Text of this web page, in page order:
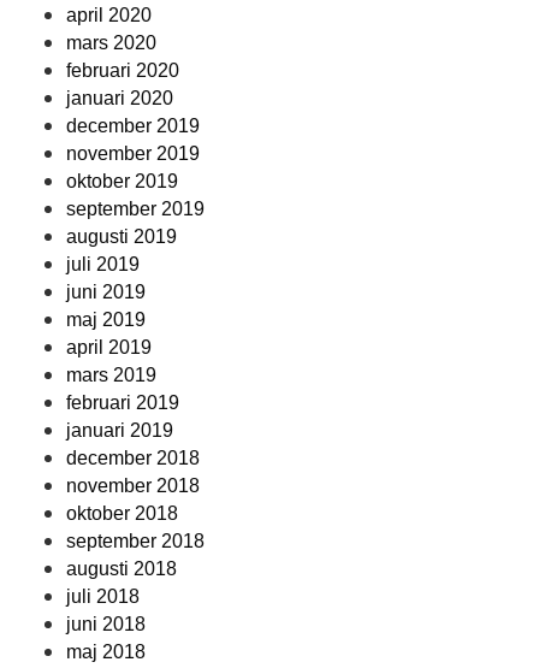
april 2020
mars 2020
februari 2020
januari 2020
december 2019
november 2019
oktober 2019
september 2019
augusti 2019
juli 2019
juni 2019
maj 2019
april 2019
mars 2019
februari 2019
januari 2019
december 2018
november 2018
oktober 2018
september 2018
augusti 2018
juli 2018
juni 2018
maj 2018